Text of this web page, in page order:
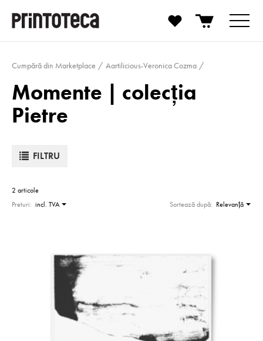
Cumpără din Marketplace Aartilicious-Veronica Cozma
Momente | colecţia
Pietre
FILTRU
2 articole
Preturi: incl. TVA Sortează după: Relevanţă